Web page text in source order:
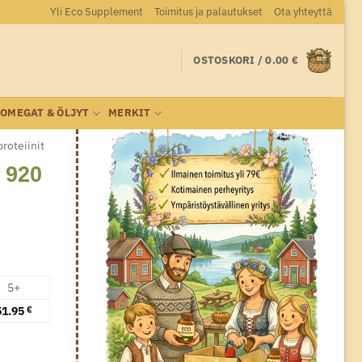
Yli Eco Supplement Toimitus ja palautukset Ota yhteyttä
OSTOSKORI /0.00 €
OMEGAT & ÖLJYT MERKIT
5+
€